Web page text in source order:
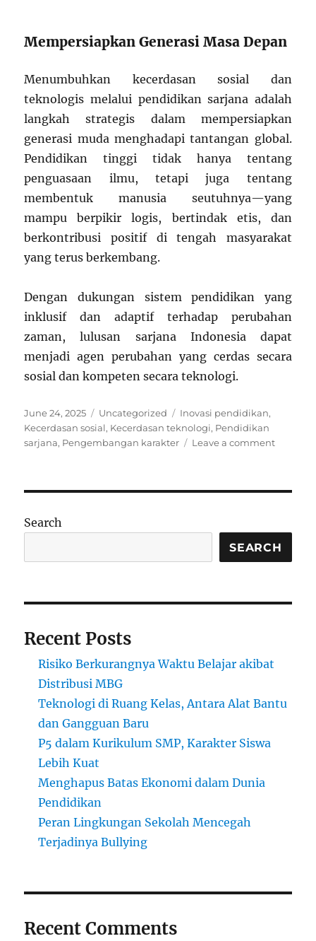
Mempersiapkan Generasi Masa Depan
Menumbuhkan kecerdasan sosial dan
teknologis melalui pendidikan sarjana adalah
langkah strategis dalam mempersiapkan
generasi muda menghadapi tantangan global.
Pendidikan tinggi tidak hanya tentang
penguasaan ilmu, tetapi juga tentang
membentuk manusia seutuhnya—yang
mampu berpikir logis, bertindak etis, dan
berkontribusi positif di tengah masyarakat
yang terus berkembang.
Dengan dukungan sistem pendidikan yang
inklusif dan adaptif terhadap perubahan
zaman, lulusan sarjana Indonesia dapat
menjadi agen perubahan yang cerdas secara
sosial dan kompeten secara teknologi.
Posted
on
June 24, 2025 Categories
Uncategorized Tags
Inovasi pendidikan,
Kecerdasan sosial, Kecerdasan teknologi, Pendidikan
sarjana, Pengembangan karakter Leave a commenton
melalui
Sarjana
Search
SEARCH
Recent Posts
Risiko Berkurangnya Waktu Belajar akibat
Distribusi MBG
Teknologi di Ruang Kelas, Antara Alat Bantu
dan Gangguan Baru
P5 dalam Kurikulum SMP, Karakter Siswa
Lebih Kuat
Menghapus Batas Ekonomi dalam Dunia
Pendidikan
Peran Lingkungan Sekolah Mencegah
Terjadinya Bullying
Recent Comments